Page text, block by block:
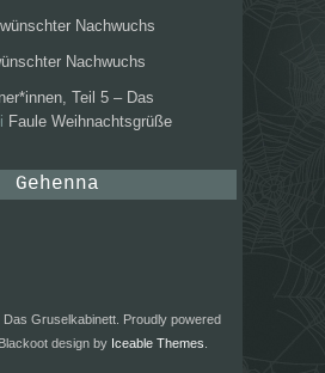
Nachwuchs
Nachwuchs
Teil 5 – Das
Faule Weihnachtsgrüße
Gehenna
Gruselkabinett. Proudly powered
Blackoot design by Iceable Themes